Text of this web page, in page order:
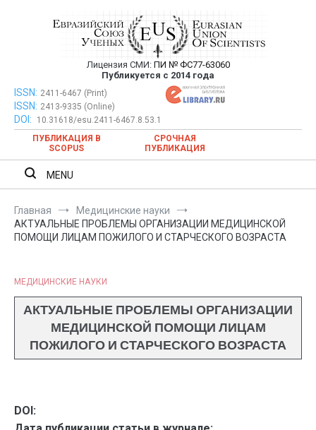
Евразийский Союз Ученых —
публикация научных статей в
ежемесячном научном журнале
Лицензия СМИ: ПИ № ФС77-63060
Публикуется с 2014 года
Евразийский Союз Ученых — публикация научных статей в
ежемесячном научном журнале
ISSN: 2411-6467 (Print)
ISSN: 2413-9335 (Online)
DOI:
10.31618/esu.2411-6467.8.53.1
ПУБЛИКАЦИЯ В
SCOPUS
СРОЧНАЯ
ПУБЛИКАЦИЯ
MENU
Главная
Медицинские науки
АКТУАЛЬНЫЕ ПРОБЛЕМЫ ОРГАНИЗАЦИИ МЕДИЦИНСКОЙ
ПОМОЩИ ЛИЦАМ ПОЖИЛОГО И СТАРЧЕСКОГО ВОЗРАСТА
МЕДИЦИНСКИЕ НАУКИ
АКТУАЛЬНЫЕ ПРОБЛЕМЫ ОРГАНИЗАЦИИ
МЕДИЦИНСКОЙ ПОМОЩИ ЛИЦАМ
ПОЖИЛОГО И СТАРЧЕСКОГО ВОЗРАСТА
DOI: